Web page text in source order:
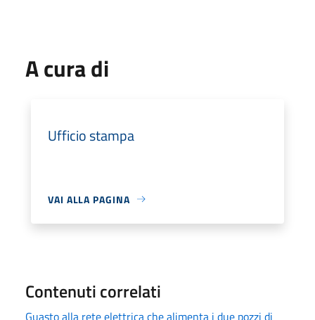
A cura di
Ufficio stampa
VAI ALLA PAGINA
Contenuti correlati
Guasto alla rete elettrica che alimenta i due pozzi di